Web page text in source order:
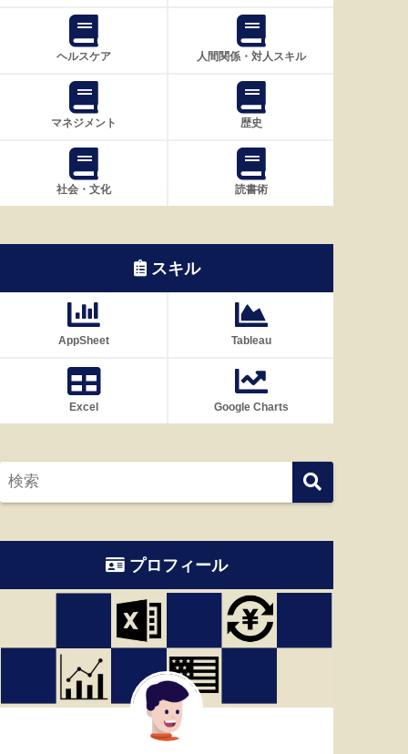
ヘルスケア 人間関係・対人スキル
マネジメント 歴史
社会・文化 読書術
スキル
AppSheet Tableau
Excel Google Charts
プロフィール